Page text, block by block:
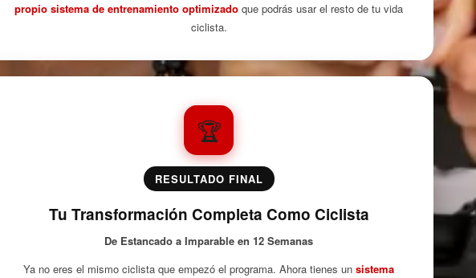
propio sistema de entrenamiento optimizado que podrás usar el resto de tu vida
ciclista.
🏆
RESULTADO FINAL
Tu Transformación Completa Como Ciclista
De Estancado a Imparable en 12 Semanas
Ya no eres el mismo ciclista que empezó el programa. Ahora tienes un sistema